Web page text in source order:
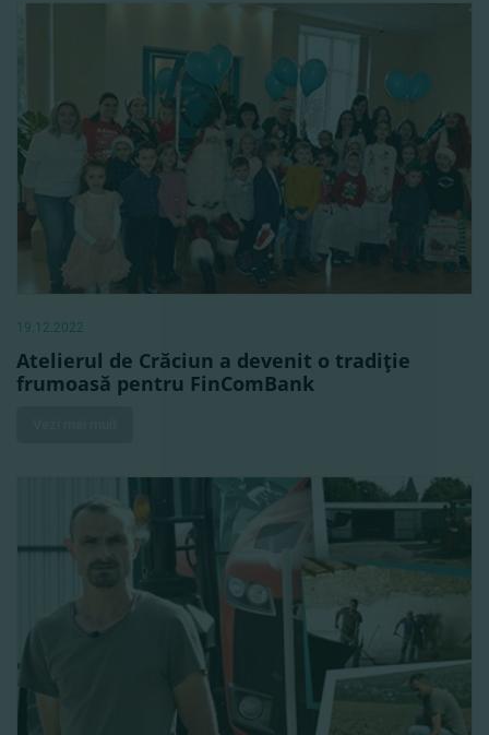
19.12.2022
Atelierul de Crăciun a devenit o tradiţie
frumoasă pentru FinComBank